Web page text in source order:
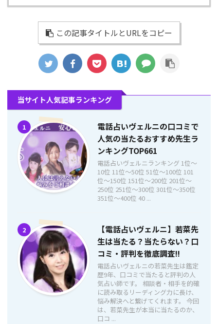
この記事タイトルとURLをコピー
当サイト人気記事ランキング
1
電話占いヴェルニの口コミで
人気の当たるおすすめ先生ラ
ンキングTOP661
電話占いヴェルニランキング 1位〜
10位 11位〜50位 51位〜100位 101
位〜150位 151位〜200位 201位〜
250位 251位〜300位 301位〜350位
351位〜400位 40 ...
2
【電話占いヴェルニ】若菜先
生は当たる？当たらない？口
コミ・評判を徹底調査!!
電話占いヴェルニの若菜先生は鑑定
歴9年、口コミで当たると評判の人
気占い師です。 相談者・相手を的確
に読み取るリーディング力に長け、
悩み解決へと繋げてくれます。 今回
は、若菜先生が本当に当たるのか、
口コ ...